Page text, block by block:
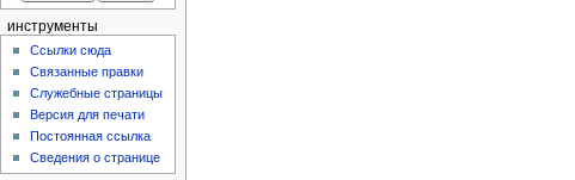
инструменты
Ссылки сюда
Связанные правки
Служебные страницы
Версия для печати
Постоянная ссылка
Сведения о странице